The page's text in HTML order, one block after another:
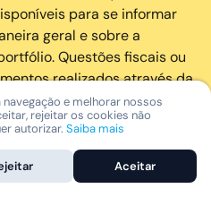
para se informar
geral e sobre a
Questões fiscais ou
realizados através da
próprios clientes. A
fornecem nenhum tipo de
Ltda. (“Nomad Wealth”),
e melhorar nossos
rejeitar os cookies não
autorizar. Saiba mais
Aceitar